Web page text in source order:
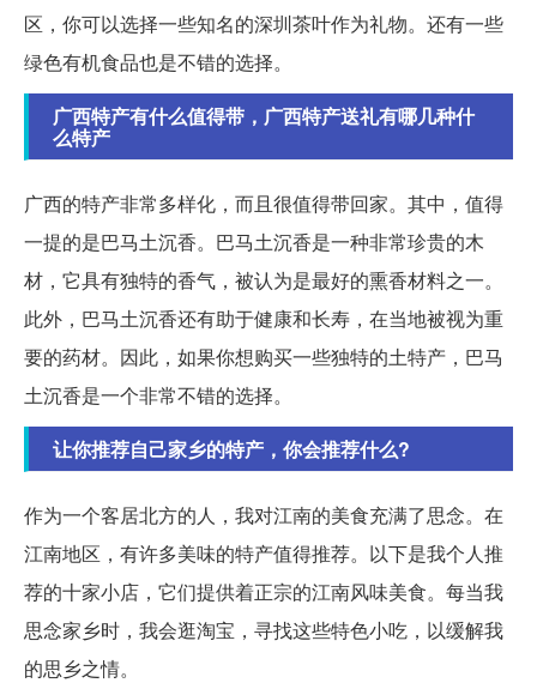
区，你可以选择一些知名的深圳茶叶作为礼物。还有一些
绿色有机食品也是不错的选择。
广西特产有什么值得带，广西特产送礼有哪几种什
么特产
广西的特产非常多样化，而且很值得带回家。其中，值得
一提的是巴马土沉香。巴马土沉香是一种非常珍贵的木
材，它具有独特的香气，被认为是最好的熏香材料之一。
此外，巴马土沉香还有助于健康和长寿，在当地被视为重
要的药材。因此，如果你想购买一些独特的土特产，巴马
土沉香是一个非常不错的选择。
让你推荐自己家乡的特产，你会推荐什么?
作为一个客居北方的人，我对江南的美食充满了思念。在
江南地区，有许多美味的特产值得推荐。以下是我个人推
荐的十家小店，它们提供着正宗的江南风味美食。每当我
思念家乡时，我会逛淘宝，寻找这些特色小吃，以缓解我
的思乡之情。